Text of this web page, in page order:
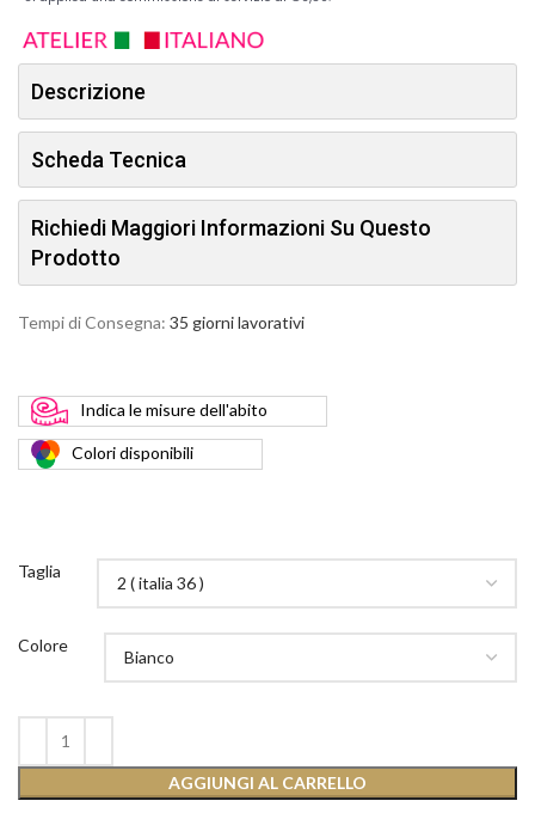
Descrizione
Scheda Tecnica
Richiedi Maggiori Informazioni Su Questo
Prodotto
Tempi di Consegna: 35 giorni lavorativi
Indica le misure dell'abito
Coloridisponibili
Taglia
Colore
AGGIUNGI AL CARRELLO